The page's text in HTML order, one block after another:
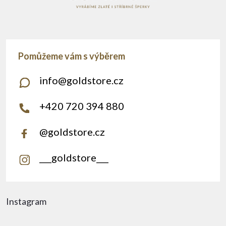
Instagram
info@goldstore.cz
+420 720 394 880
@goldstore.cz
___goldstore___